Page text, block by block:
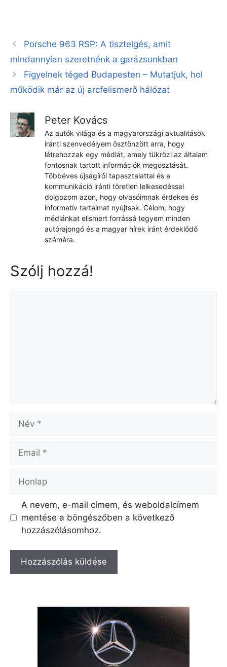
Porsche 963 RSP: A tisztelgés, amit
mindannyian szeretnénk a garázsunkban
Figyelnek téged Budapesten – Mutatjuk, hol
működik már az új arcfelismerő hálózat
Peter Kovács
Az autók világa és a magyarországi aktualitások
iránti szenvedélyem ösztönzött arra, hogy
létrehozzak egy médiát, amely tükrözi az általam
fontosnak tartott információk megosztását.
Többéves újságírói tapasztalattal és a
kommunikáció iránti töretlen lelkesedéssel
dolgozom azon, hogy olvasóimnak érdekes és
informatív tartalmat nyújtsak. Célom, hogy
médiánkat elismert forrássá tegyem minden
autórajongó és a magyar hírek iránt érdeklődő
számára.
Szólj hozzá!
Név
Email
Honlap
A nevem, e-mail címem, és weboldalcímem
mentése a böngészőben a következő
hozzászólásomhoz.